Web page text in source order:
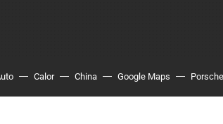
Calor China Google Maps Porsche